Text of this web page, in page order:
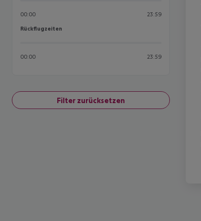
00:00 23:59
Rückflugzeiten
Rückflugzeiten
00:00 23:59
Filter zurücksetzen